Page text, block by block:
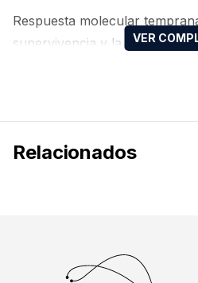
Respuesta molecular
supervivencia y la recaída en
Relacionados